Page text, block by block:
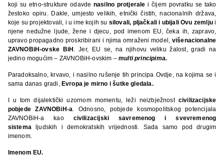
koji su etno-strukture odavde nasilno protjerale i čijem povratku se tako
žestoko opiru. Dakle, umjesto velikih, etnički čistih, nacionalnih država,
koje su projektovali, i u ime kojih su silovali, pljačkali i ubijali Ovu zemljui
njene nedužne ljude, žene i djecu, pod imenom EU, čeka ih, zapravo,
upravo propagadno proskribirani i njima omraženi model, višenacionalne
ZAVNOBiH-ovske BiH
. Jer, EU se, na njihovu veliku žalost, gradi na
jedino mogućim – ZAVNOBiH-ovskim – multi principima.
Paradoksalno, krvavo, i nasilno rušenje tih principa Ovdje, na kojima se i
sama danas gradi, Evropa je mirno i šutke gledala.
I u tom dijalektički uzornom momentu, leži neizbježnost civilizacijske
pobjede ZAVNOBiH-a . Odnosno, pobjede kosmopolitskog potencijala
ZAVNOBiH-a kao civilizacijski savremenog i svevremenog
sistema ljudskih i demokratskih vrijednosti. Sada samo pod drugim
imenom.
Imenom EU.